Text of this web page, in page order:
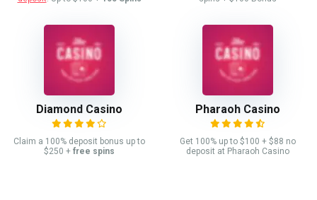
Diamond Casino
Claim a 100% deposit bonus up to
$250 + free spins
Pharaoh Casino
Get 100% up to $100 + $88 no
deposit at Pharaoh Casino